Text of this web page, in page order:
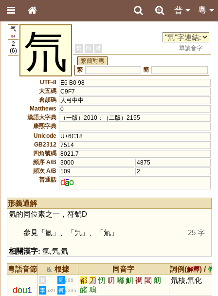
粵
普
气
84
2
(6)
氘 繁 簡 港
單讀音字
繁簡對應
繁
簡
UTF-8
E6 B0 98
大五碼 C9F7
倉頡碼
人弓中中
Matthews
0
漢語大字典
（一版）2010；（二版）2155
康熙字典
Unicode
U+6C18
GB2312
7514
四角號碼 8021.7
頻序 A/B
3000
4875
頻次 A/B
109
2
普通話 d o
形義通解
氫的同位素之一，符號D
參見「氫」、「氕」、「氚」 25 字
相關漢字: 氫,氕,氚
粵語音節 & 根據 同音字 詞例(解釋) / 備
dou1
黃 周 p86 都 刀 忉 叨 嘟 魛 裯 闍 舠
醏 鳭
氘核,氘化
李 p39 何 p235